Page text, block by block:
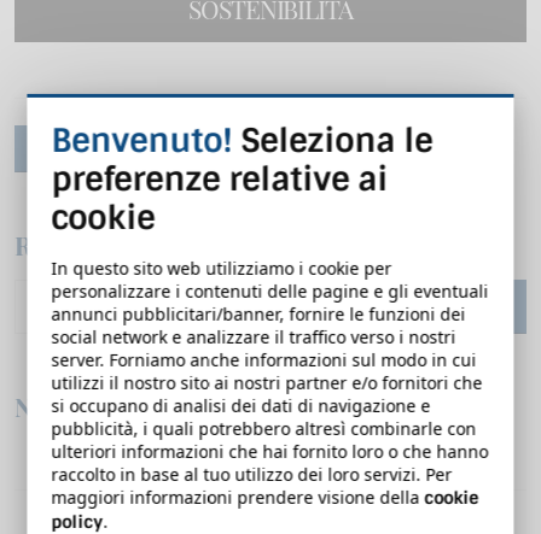
SOSTENIBILITÀ
1 corsi di formazione online
TORNA INDIETRO
Ricerca
Negozio
Corsi eLearning
Corsi in aula e blended
Benvenuto! Seleziona le
preferenze relative ai
cookie
In questo sito web utilizziamo i cookie per
personalizzare i contenuti delle pagine e gli eventuali
annunci pubblicitari/banner, fornire le funzioni dei
social network e analizzare il traffico verso i nostri
server. Forniamo anche informazioni sul modo in cui
utilizzi il nostro sito ai nostri partner e/o fornitori che
si occupano di analisi dei dati di navigazione e
pubblicità, i quali potrebbero altresì combinarle con
ulteriori informazioni che hai fornito loro o che hanno
raccolto in base al tuo utilizzo dei loro servizi. Per
maggiori informazioni prendere visione dellacookie
policy.